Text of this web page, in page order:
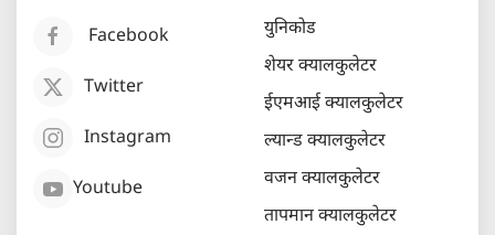
Facebook
Twitter
Instagram
Youtube
युनिकोड
शेयर क्यालकुलेटर
ईएमआई क्यालकुलेटर
ल्यान्ड क्यालकुलेटर
वजन क्यालकुलेटर
तापमान क्यालकुलेटर